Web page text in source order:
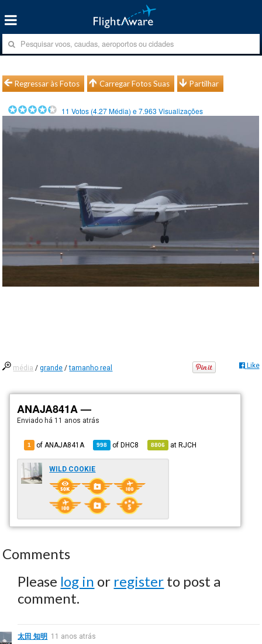
Regressar às Fotos Carregar Fotos Suas Partilhar
11 Votos (4.27Média) e7.963 Visualizações
média /grande /tamanho real Like
ANAJA841A —
Enviado há 11 anos atrás
1 of ANAJA841A 998 ofDHC8 8806 atRJCH
WILD COOKIE
Comments
Please log in or register to post a
comment.
太田 知明
11 anos atrás